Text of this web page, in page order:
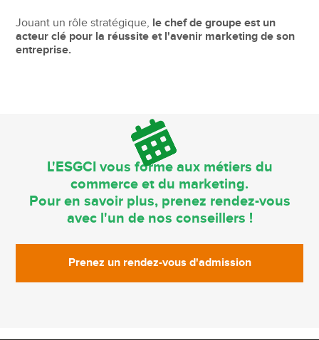
Jouant un rôle stratégique, le chef de groupe est un
acteur clé pour la réussite et l'avenir marketing de son
entreprise.
L'ESGCI vous forme aux métiers du
commerce et du marketing.
Pour en savoir plus, prenez rendez-vous
avec l'un de nos conseillers !
Prenez un rendez-vous d'admission